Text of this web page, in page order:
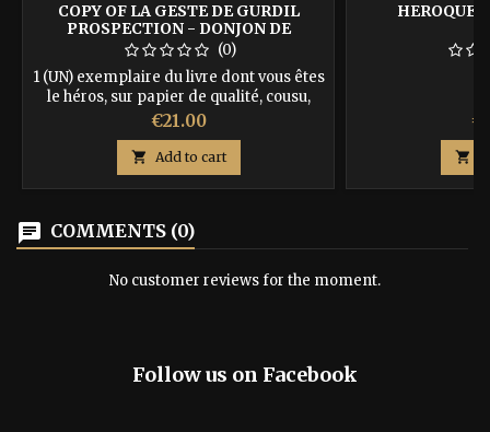
COPY OF LA GESTE DE GURDIL
PROSPECTION - DONJON DE
NAHEULBEUK
(0)
1 (UN) exemplaire du livre dont vous êtes
le héros, sur papier de qualité, cousu,
avec couverture au lettrage doré. Vous
recevrez en + 3 marques pages qui vous
sauveront la vie, la "pièce d'or", et un set
de 3 dés spéciaux… ISBN :
9791092700114
Price
€21.00
 Add to cart 
chat COMMENTS (0)
No customer reviews for the moment.
Follow us on Facebook